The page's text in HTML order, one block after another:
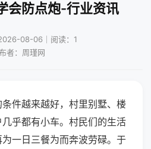
会防点炮-行业资讯
08-06｜阅读：1
者：周瑾网
件越来越好，村里别墅、楼
乎都有小车。村民们的生活
一日三餐为而奔波劳碌。于